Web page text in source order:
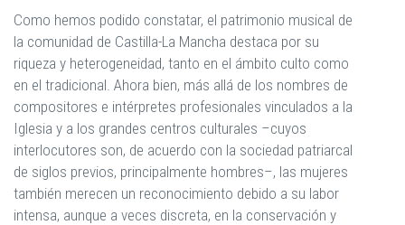
Como hemos podido constatar, el patrimonio musical de
la comunidad de Castilla-La Mancha destaca por su
riqueza y heterogeneidad, tanto en el ámbito culto como
en el tradicional. Ahora bien, más allá de los nombres de
compositores e intérpretes profesionales vinculados a la
Iglesia y a los grandes centros culturales –cuyos
interlocutores son, de acuerdo con la sociedad patriarcal
de siglos previos, principalmente hombres–, las mujeres
también merecen un reconocimiento debido a su labor
intensa, aunque a veces discreta, en la conservación y